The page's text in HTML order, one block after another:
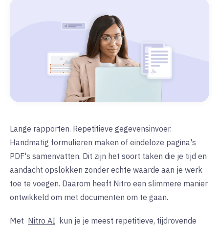
Lange rapporten. Repetitieve gegevensinvoer.
Handmatig formulieren maken of eindeloze pagina's
PDF's samenvatten. Dit zijn het soort taken die je tijd en
aandacht opslokken zonder echte waarde aan je werk
toe te voegen. Daarom heeft Nitro een slimmere manier
ontwikkeld om met documenten om te gaan.
Met Nitro AI kun je je meest repetitieve, tijdrovende